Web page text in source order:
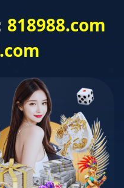
党建工作 经营发展